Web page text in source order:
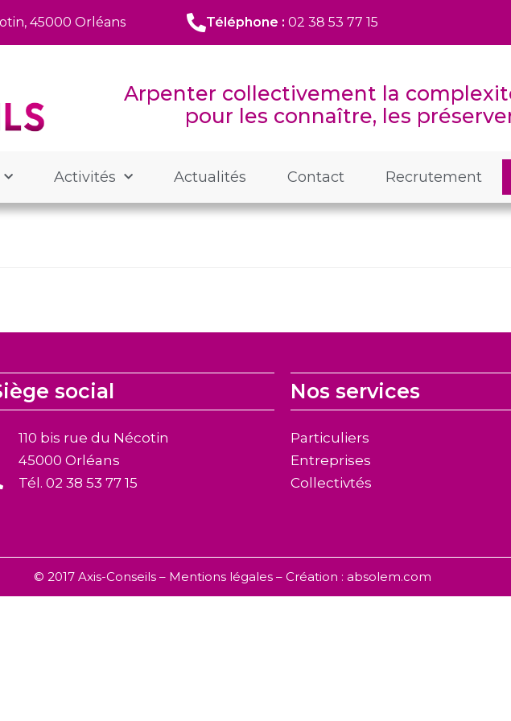
45000 Orléans Téléphone : 02 38 53 77 15
Arpenter collectivement la
pour les connaître, les
Activités Actualités Contact Recrutement
social
110 bis rue du Nécotin
45000 Orléans
Tél. 02 38 53 77 15
Nos services
Particuliers
Entreprises
Collectivtés
© 2017 Axis-Conseils – Mentions légales – Création : absolem.com